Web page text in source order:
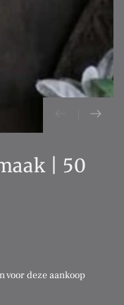
| 50
voor deze aankoop